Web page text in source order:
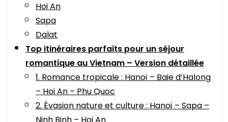
Hoi An
Sapa
Dalat
Top itinéraires parfaits pour un séjour
romantique au Vietnam – Version détaillée
1. Romance tropicale : Hanoï – Baie d’Halong
– Hoi An – Phu Quoc
2. Évasion nature et culture : Hanoï – Sapa –